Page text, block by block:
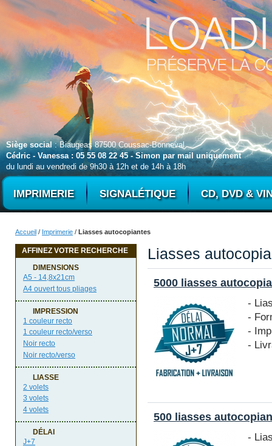
Siège social: Biaugeas 87500 Coussac-Bonneval
Cédric - Vanessa : 05 55 08 22 45 - Simon par mail uniquement
du lundi au vendredi de 9h30 à 12h et de 14h à 18h
IMPRIMERIE SIGNALÉTIQUE CD, DVD &
Accueil / Imprimerie / Liasses autocopiantes
AFFINEZ VOTRE RECHERCHE
DIMENSIONS
A5 - 14,8x21cm
A4 ouvert tous pliages
IMPRESSION
1 couleur recto
1 couleur recto/verso
Noir recto
Noir recto/verso
LIASSE
2 volets
3 volets
4 volets
DÉLAI
J+7
Liasses
5000 liasses
-
-
-
-
500 liasses
-